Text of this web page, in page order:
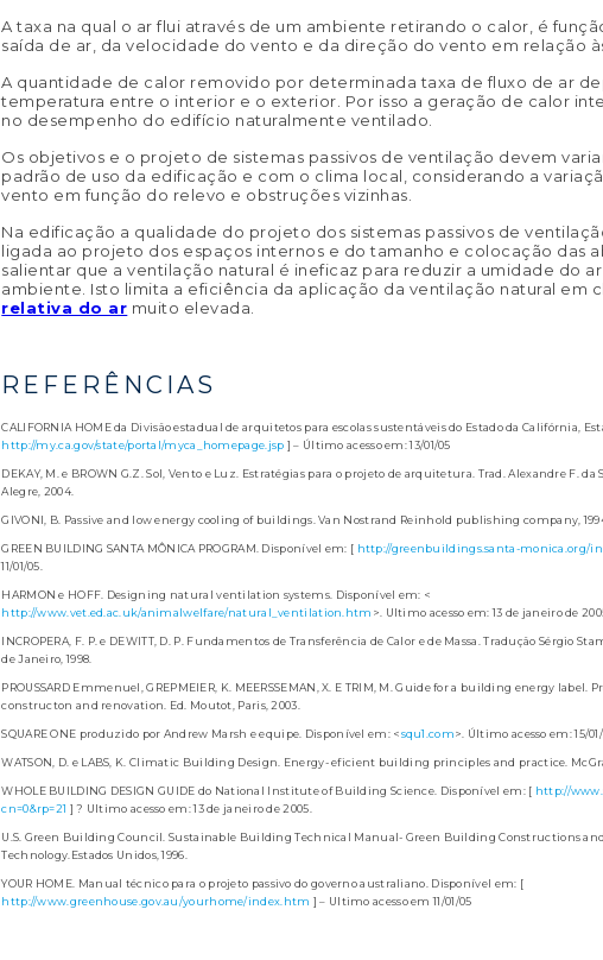
A taxa na qual o ar flui através de um ambiente retirando o calor, é
saída de ar, da velocidade do vento e da direção do vento em relação
A quantidade de calor removido por determinada taxa de fluxo de ar
temperatura entre o interior e o exterior. Por isso a geração de calor
no desempenho do edifício naturalmente ventilado.
Os objetivos e o projeto de sistemas passivos de ventilação devem
padrão de uso da edificação e com o clima local, considerando a
vento em função do relevo e obstruções vizinhas.
Na edificação a qualidade do projeto dos sistemas passivos de
ligada ao projeto dos espaços internos e do tamanho e colocação das
salientar que a ventilação natural é ineficaz para reduzir a umidade do
ambiente. Isto limita a eficiência da aplicação da ventilação natural em
relativa do ar muito elevada.
REFERÊNCIAS
CALIFORNIA HOME da Divisão estadual de arquitetos para escolas sustentáveis do Estado da Califórnia,
http://my.ca.gov/state/portal/myca_homepage.jsp ] – Último acesso em: 13/01/05
DEKAY, M. e BROWN G.Z. Sol, Vento e Luz. Estratégias para o projeto de arquitetura. Trad. Alexandre F. da
Alegre, 2004.
GIVONI, B. Passive and low energy cooling of buildings. Van Nostrand Reinhold publishing company,
GREEN BUILDING SANTA MÔNICA PROGRAM. Disponível em: [ http://greenbuildings.santa-monica.org/
11/01/05.
HARMON e HOFF. Designing natural ventilation systems. Disponível em: <
http://www.vet.ed.ac.uk/animalwelfare/natural_ventilation.htm >. Ultimo acesso em: 13 de janeiro de
INCROPERA, F. P. e DEWITT, D. P. Fundamentos de Transferência de Calor e de Massa. Tradução Sérgio
de Janeiro, 1998.
PROUSSARD Emmenuel, GREPMEIER, K. MEERSSEMAN, X. E TRIM, M. Guide for a building energy
constructon and renovation. Ed. Moutot, Paris, 2003.
SQUARE ONE produzido por Andrew Marsh e equipe. Disponível em: <squ1.com>. Último acesso em: 15/
WATSON, D. e LABS, K. Climatic Building Design. Energy- eficient building principles and practice.
WHOLE BUILDING DESIGN GUIDE do National Institute of Building Science. Disponível em: [ http://
cn=0&rp=21 ] ? Ultimo acesso em: 13 de janeiro de 2005.
U.S. Green Building Council. Sustainable Building Technical Manual- Green Building Constructions
Technology.Estados Unidos, 1996.
YOUR HOME. Manual técnico para o projeto passivo do governo australiano. Disponível em: [
http://www.greenhouse.gov.au/yourhome/index.htm ] – Ultimo acesso em 11/01/05